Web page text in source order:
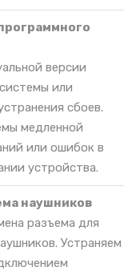
версии
или
сбоев.
медленной
или ошибок в
устройства.
наушников
разъема для
Устраняем